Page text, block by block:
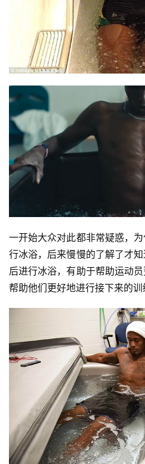
一开始大众对此都非常疑惑，
行冰浴，后来慢慢的了解了才
后进行冰浴，有助于帮助运动员
帮助他们更好地进行接下来的训